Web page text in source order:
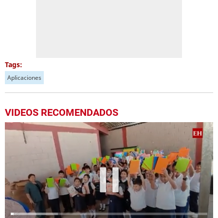
Tags:
Aplicaciones
VIDEOS RECOMENDADOS